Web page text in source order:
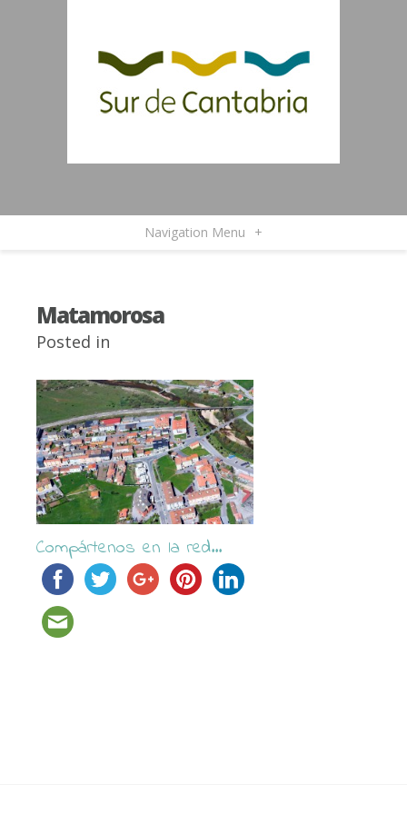
Navigation Menu +
Matamorosa
Posted in
Compártenos en la red...